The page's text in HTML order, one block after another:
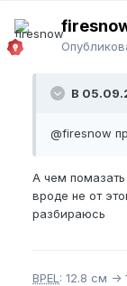
В
@firesnow
А чем
вроде не от
разбираюсь
BPEL : 12.8 см -